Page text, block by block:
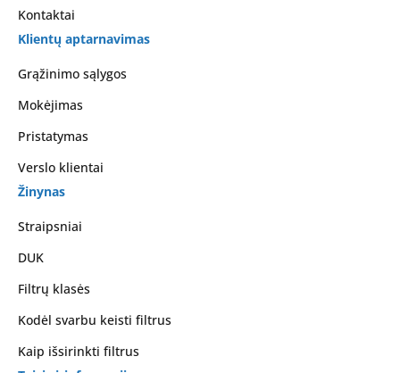
Kontaktai
Klientų aptarnavimas
Grąžinimo sąlygos
Mokėjimas
Pristatymas
Verslo klientai
Žinynas
Straipsniai
DUK
Filtrų klasės
Kodėl svarbu keisti filtrus
Kaip išsirinkti filtrus